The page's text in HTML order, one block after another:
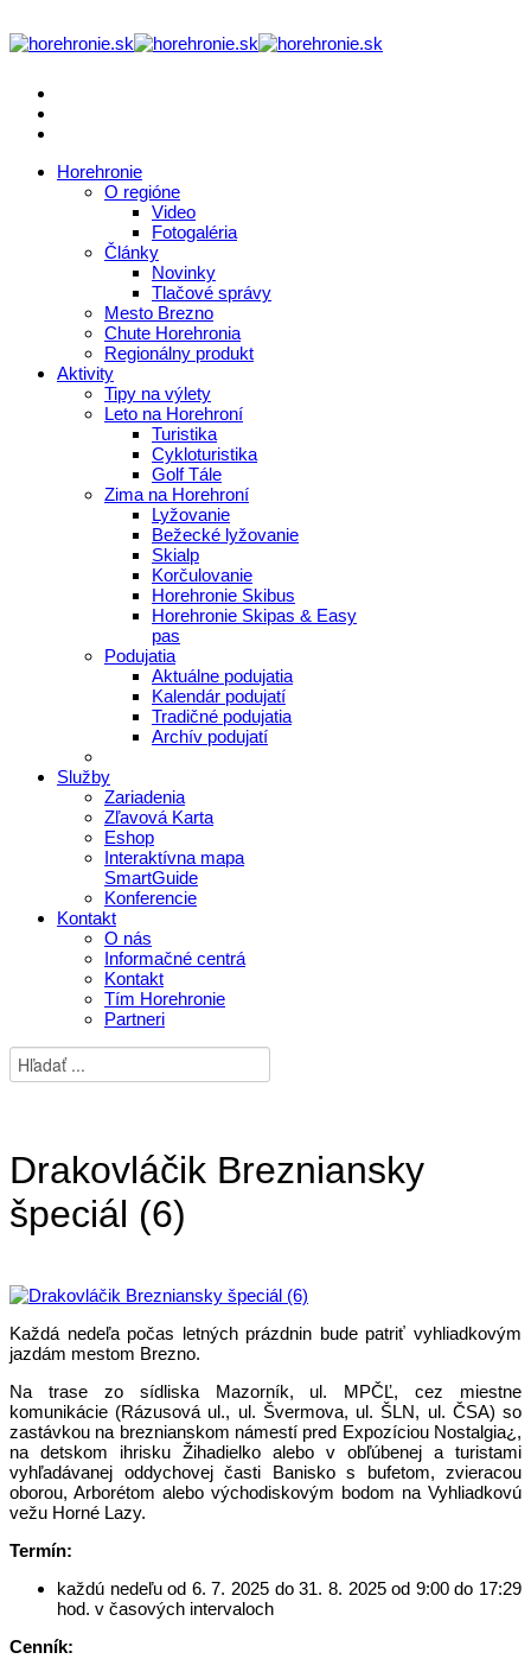
Horehronie
O regióne
Video
Fotogaléria
Články
Novinky
Tlačové správy
Mesto Brezno
Chute Horehronia
Regionálny produkt
Aktivity
Tipy na výlety
Leto na Horehroní
Turistika
Cykloturistika
Golf Tále
Zima na Horehroní
Lyžovanie
Bežecké lyžovanie
Skialp
Korčulovanie
Horehronie Skibus
Horehronie Skipas & Easy
pas
Podujatia
Aktuálne podujatia
Kalendár podujatí
Tradičné podujatia
Archív podujatí
Služby
Zariadenia
Zľavová Karta
Eshop
Interaktívna mapa
SmartGuide
Konferencie
Kontakt
O nás
Informačné centrá
Kontakt
Tím Horehronie
Partneri
Drakovláčik Brezniansky
špeciál (6)
Každá nedeľa počas letných prázdnin bude patriť vyhliadkovým
jazdám mestom Brezno.
Na trase zo sídliska Mazorník, ul. MPČĽ, cez miestne
komunikácie (Rázusová ul., ul. Švermova, ul. ŠLN, ul. ČSA) so
zastávkou na breznianskom námestí pred Expozíciou Nostalgia¿,
na detskom ihrisku Žihadielko alebo v obľúbenej a turistami
vyhľadávanej oddychovej časti Banisko s bufetom, zvieracou
oborou, Arborétom alebo východiskovým bodom na Vyhliadkovú
vežu Horné Lazy.
Termín:
každú nedeľu od 6. 7. 2025 do 31. 8. 2025 od 9:00 do 17:29
hod. v časových intervaloch
Cenník: